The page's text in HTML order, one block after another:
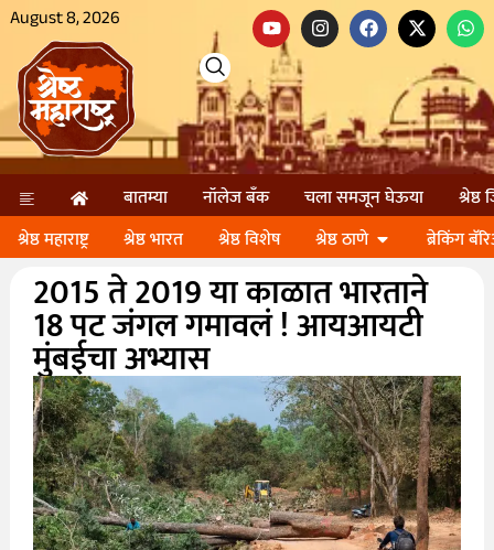
August 8, 2026
बातम्या नॉलेज बॅंक चला समजून घेऊया
श्रेष्ठ
श्रेष्ठ महाराष्ट्र
श्रेष्ठ भारत श्रेष्ठ विशेष श्रेष्ठ ठाणे ब्रेकिंग
2015 ते 2019 या काळात भारताने
18 पट जंगल गमावलं ! आयआयटी
मुंबईचा अभ्यास